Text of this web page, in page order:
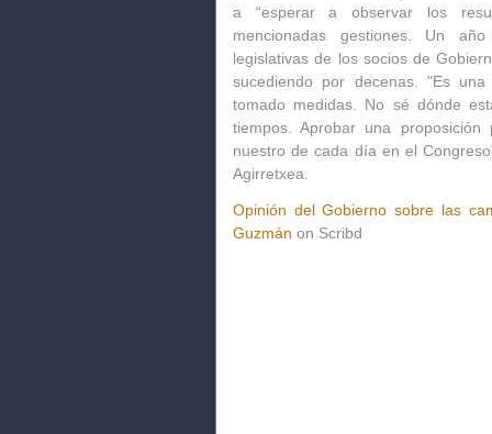
a “esperar a observar los
mencionadas gestiones. Un
legislativas de los socios de
sucediendo por decenas. "Es
tomado medidas . No sé dónde
tiempos. Aprobar una
nuestro de cada día en el
Agirretxea.
Opinión del Gobierno sobre las
Guzmán on Scribd